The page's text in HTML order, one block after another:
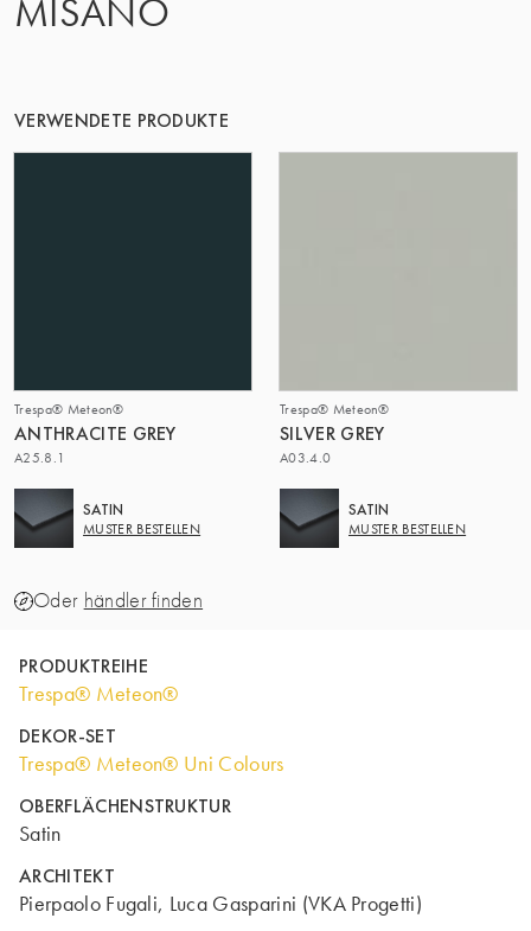
MISANO
VERWENDETE PRODUKTE
Trespa® Meteon®
ANTHRACITE GREY
A25.8.1
SATIN
MUSTER BESTELLEN
Trespa® Meteon®
SILVER GREY
A03.4.0
SATIN
MUSTER BESTELLEN
Oder händler finden
PRODUKTREIHE
Trespa® Meteon®
DEKOR-SET
Trespa® Meteon® Uni Colours
OBERFLÄCHENSTRUKTUR
Satin
ARCHITEKT
Pierpaolo Fugali, Luca Gasparini (VKA Progetti)